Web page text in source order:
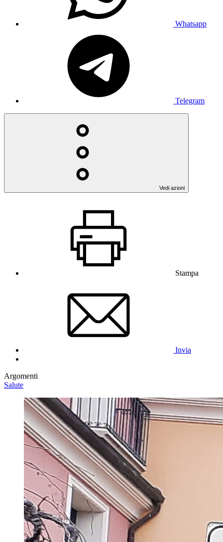
Whatsapp
Telegram
Vedi azioni
Stampa
Invia
Argomenti
Salute